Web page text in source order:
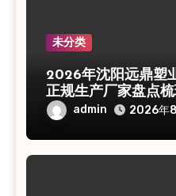
未分类
2026年沈阳远鼎塑
正规生产厂家盘点
admin 2026年